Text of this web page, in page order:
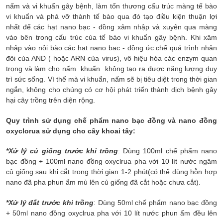
nấm và vi khuẩn gây bệnh, làm tổn thương cấu trúc màng tế bào
vi khuẩn và phá vỡ thành tế bào qua đó tạo điều kiện thuận lợi
nhất để các hạt nano bạc - đồng xâm nhập và xuyên qua màng
vào bên trong cấu trúc của tế bào vi khuẩn gây bệnh. Khi xâm
nhập vào nội bào các hạt nano bạc - đồng ức chế quá trình nhân
đôi của AND ( hoặc ARN của virus), vô hiệu hóa các enzym quan
trọng và làm cho nấm khuẩn không tạo ra được năng lượng duy
trì sức sống. Vì thế mà vi khuẩn, nấm sẽ bị tiêu diệt trong thời gian
ngắn, không cho chúng có cơ hội phát triển thành dịch bệnh gây
hại cây trồng trên diện rộng.
Quy trình sử dụng chế phẩm nano bạc đồng và nano đồng
oxyclorua sử dụng cho cây khoai tây:
*Xử lý củ giống trước khi trồng: Dùng 100ml chế phẩm nano
bạc đồng + 100ml nano đồng oxyclrua pha với 10 lít nước ngâm
củ giống sau khi cắt trong thời gian 1-2 phút(có thể dùng hỗn hợp
nano đã pha phun ẩm mù lên củ giống đã cắt hoặc chưa cắt).
*Xử lý đất trước khi trồng: Dùng 50ml chế phẩm nano bạc đồng
+ 50ml nano đồng oxyclrua pha với 10 lít nước phun ẩm đều lên